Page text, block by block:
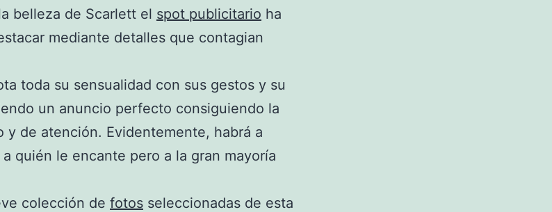
belleza de Scarlett el spot publicitario ha
mediante detalles que contagian
toda su sensualidad con sus gestos y su
un anuncio perfecto consiguiendo la
y de atención. Evidentemente, habrá a
quién le encante pero a la gran mayoría
colección de fotos seleccionadas de esta